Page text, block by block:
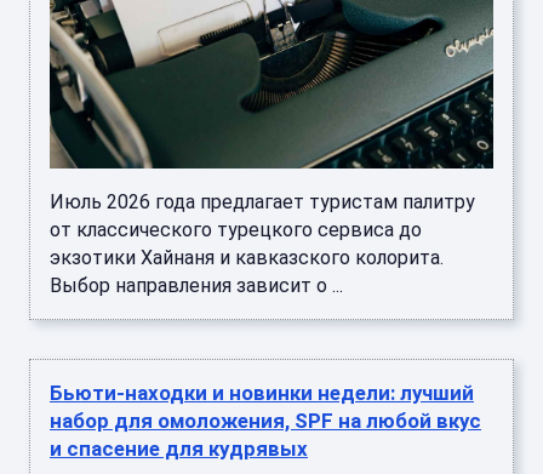
Июль 2026 года предлагает туристам палитру
от классического турецкого сервиса до
экзотики Хайнаня и кавказского колорита.
Выбор направления зависит о ...
Бьюти-находки и новинки недели: лучший
набор для омоложения, SPF на любой вкус
и спасение для кудрявых